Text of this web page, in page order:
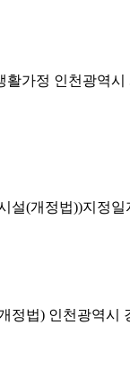
활가정 인천광역시
설(개정법))지정
정법) 인천광역시